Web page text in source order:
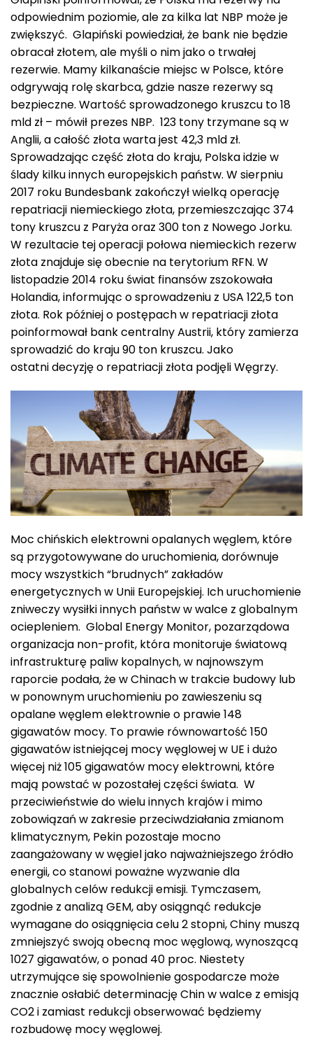
odpowiednim poziomie, ale za kilka lat NBP może je
zwiększyć. Glapiński powiedział, że bank nie będzie
obracał złotem, ale myśli o nim jako o trwałej
rezerwie. Mamy kilkanaście miejsc w Polsce, które
odgrywają rolę skarbca, gdzie nasze rezerwy są
bezpieczne. Wartość sprowadzonego kruszcu to 18
mld zł – mówił prezes NBP. 123 tony trzymane są w
Anglii, a całość złota warta jest 42,3 mld zł.
Sprowadzając część złota do kraju, Polska idzie w
ślady kilku innych europejskich państw. W sierpniu
2017 roku Bundesbank zakończył wielką operację
repatriacji niemieckiego złota, przemieszczając 374
tony kruszcu z Paryża oraz 300 ton z Nowego Jorku.
W rezultacie tej operacji połowa niemieckich rezerw
złota znajduje się obecnie na terytorium RFN. W
listopadzie 2014 roku świat finansów zszokowała
Holandia, informując o sprowadzeniu z USA 122,5 ton
złota. Rok później o postępach w repatriacji złota
poinformował bank centralny Austrii, który zamierza
sprowadzić do kraju 90 ton kruszcu. Jako
ostatni decyzję o repatriacji złota podjęli Węgrzy.
Moc chińskich elektrowni opalanych węglem, które
są przygotowywane do uruchomienia, dorównuje
mocy wszystkich “brudnych” zakładów
energetycznych w Unii Europejskiej. Ich uruchomienie
zniweczy wysiłki innych państw w walce z globalnym
ociepleniem. Global Energy Monitor, pozarządowa
organizacja non-profit, która monitoruje światową
infrastrukturę paliw kopalnych, w najnowszym
raporcie podała, że w Chinach w trakcie budowy lub
w ponownym uruchomieniu po zawieszeniu są
opalane węglem elektrownie o prawie 148
gigawatów mocy. To prawie równowartość 150
gigawatów istniejącej mocy węglowej w UE i dużo
więcej niż 105 gigawatów mocy elektrowni, które
mają powstać w pozostałej części świata. W
przeciwieństwie do wielu innych krajów i mimo
zobowiązań w zakresie przeciwdziałania zmianom
klimatycznym, Pekin pozostaje mocno
zaangażowany w węgiel jako najważniejszego źródło
energii, co stanowi poważne wyzwanie dla
globalnych celów redukcji emisji. Tymczasem,
zgodnie z analizą GEM, aby osiągnąć redukcje
wymagane do osiągnięcia celu 2 stopni, Chiny muszą
zmniejszyć swoją obecną moc węglową, wynoszącą
1027 gigawatów, o ponad 40 proc. Niestety
utrzymujące się spowolnienie gospodarcze może
znacznie osłabić determinację Chin w walce z emisją
CO2 i zamiast redukcji obserwować będziemy
rozbudowę mocy węglowej.